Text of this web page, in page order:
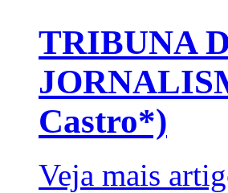
TRIBUNA
Castro*)
Veja mais